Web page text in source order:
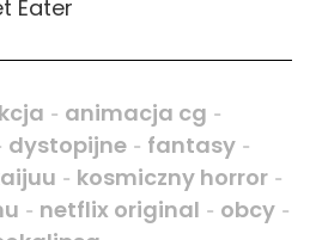
Eater
- animacja cg -
dystopijne - fantasy -
- kosmiczny horror -
- netflix original - obcy -